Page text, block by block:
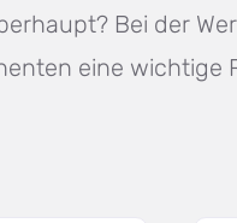
Bei der
eine wichtige